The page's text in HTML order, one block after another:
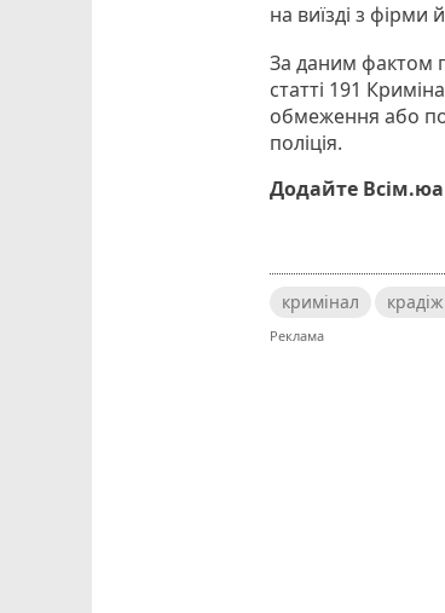
на виїзді з фірми
За даним фактом
статті 191
обмеження або
поліція.
Додайте
кримінал